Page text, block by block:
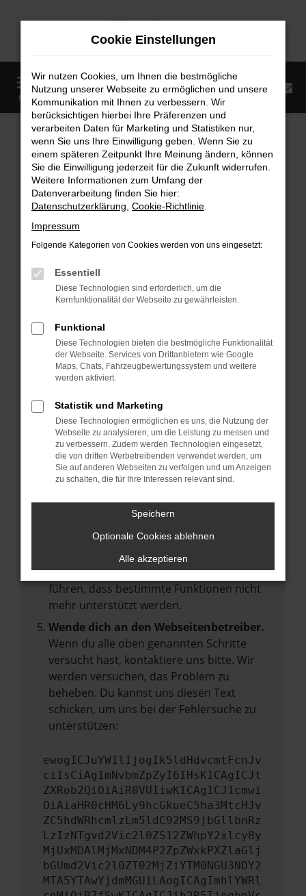
Zum
MENÜ
Startseite Fahrzeugangebote Fahrzeugmarkt
Fahrzeugmarkt
Fehler: Network Error
Beim Laden ist ein Fehler aufgetreten.
Hier sind ein paar Tipps, die dir helfen können:
Überprüfe deine Firewall und deine
Internetverbindung.
deine Suchmaschine?
Prüfe deine Browsererweiterungen.
Manche Erweiterungen, wie Werbeblocker,
können das Laden bestimmter Seiten
anderen Browser oder in einem privaten
Fenster?
Starte dein Gerät neu.
Das kann manchmal helfen,
vorübergehende Probleme zu beheben.
Stelle sicher, dass dein Browser und dein
Betriebssystem auf dem neuesten Stand
Veraltete Software birgt nicht nur ein
Sicherheitsrisiko, sondern kann auch dazu
führen, dass bestimmte Funktionen nicht
mehr unterstützt werden.
Wende dich an den Webseitenbetreiber.
Wenn du alle oben genannten Schritte
versucht hast, kontaktiere uns bitte. Wir
werden versuchen, das Problem zu
beheben. Du kannst uns diesen Text
schicken, um uns bei der Fehlersuche zu
unterstützen:
ewogICJuYW1lIjogIk5ldHdvcmtFcnJv
ciIsCiAgImNvbmZpZyI6IHsKICAgICJt
ZXRob2QiOiAiR0VUIiwKICAgICJ1cmwi
OiAiaHR0cHM6Ly9hcGkueC5ha3MtcHJv
ZC5hdWRhcmlzLm5ldC92MS9jbGllbnRz
LzIzNTgvd2Vic2l0ZS12ZWhpY2xlcy8y
MjUxMDAlMjMxNDM4P2ZpZWxkPXZlaGlj
bGUmd2Vic2l0ZT02MjZiYTM0NGU3NDY2
MTA5YTAwYjdmMGUiLAogICAgImhlYWRl
Cookie Einstellungen
Wir nutzen Cookies, um Ihnen die bestmögliche
Nutzung unserer Webseite zu ermöglichen und unsere
Kommunikation mit Ihnen zu verbessern. Wir
berücksichtigen hierbei Ihre Präferenzen und
verarbeiten Daten für Marketing und Statistiken nur,
wenn Sie uns Ihre Einwilligung geben. Wenn Sie zu
einem späteren Zeitpunkt Ihre Meinung ändern, können
Sie die Einwilligung jederzeit für die Zukunft widerrufen.
Weitere Informationen zum Umfang der
Datenverarbeitung finden Sie hier:
Datenschutzerklärung Cookie-Richtlinie
Impressum
Folgende Kategorien von Cookies werden von uns eingesetzt:
Essentiell
Diese Technologien sind erforderlich, um die
Kernfunktionalität der Webseite zu gewährleisten.
Funktional
Diese Technologien bieten die bestmögliche Funktionalität
der Webseite. Services von Drittanbietern wie Google
Maps, Chats, Fahrzeugbewertungssystem und weitere
werden aktiviert.
Statistik und Marketing
Diese Technologien ermöglichen es uns, die Nutzung der
Webseite zu analysieren, um die Leistung zu messen und
zu verbessern. Zudem werden Technologien eingesetzt,
die von dritten Werbetreibenden verwendet werden, um
Sie auf anderen Webseiten zu verfolgen und um Anzeigen
zu schalten, die für Ihre Interessen relevant sind.
Speichern
Optionale Cookies ablehnen
Alle akzeptieren